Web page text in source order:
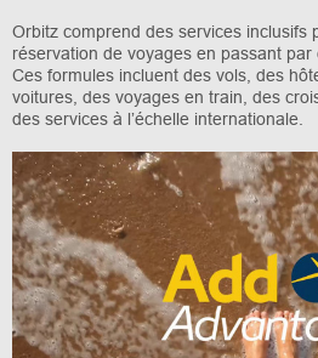
Orbitz comprend des services inclusifs
réservation de voyages en passant
Ces formules incluent des vols, des
voitures, des voyages en train, des
des services à l’échelle internationale.